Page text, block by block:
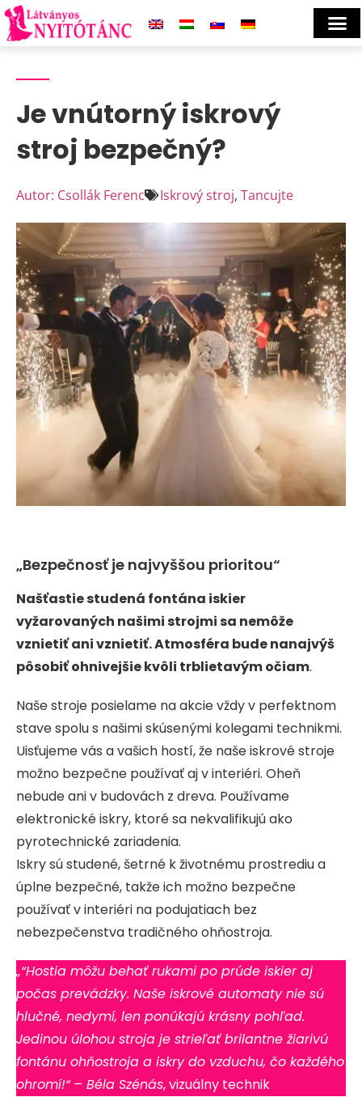
Je vnútorný iskrový
stroj bezpečný?
Autor: Csollák Ferenc Iskrový stroj, Tancujte
„Bezpečnosť je najvyššou prioritou“
Našťastie studená fontána iskier
vyžarovaných našimi strojmi sa nemôže
vznietiť ani vznietiť. Atmosféra bude nanajvýš
pôsobiť ohnivejšie kvôli trblietavým očiam.
Naše stroje posielame na akcie vždy v perfektnom
stave spolu s našimi skúsenými kolegami technikmi.
Uisťujeme vás a vašich hostí, že naše iskrové stroje
možno bezpečne používať aj v interiéri. Oheň
nebude ani v budovách z dreva. Používame
elektronické iskry, ktoré sa nekvalifikujú ako
pyrotechnické zariadenia.
Iskry sú studené, šetrné k životnému prostrediu a
úplne bezpečné, takže ich možno bezpečne
používať v interiéri na podujatiach bez
nebezpečenstva tradičného ohňostroja.
„“Hostia môžu behať rukami po prúde iskier aj
počas prevádzky. Naše iskrové automaty nie sú
hlučné, nedymí, len ponúkajú krásny pohľad.
Jedinou úlohou stroja je strieľať brilantne žiarivú
fontánu ohňostroja a iskry do vzduchu, čo každého
ohromí!“ – Béla Szénás, vizuálny technik